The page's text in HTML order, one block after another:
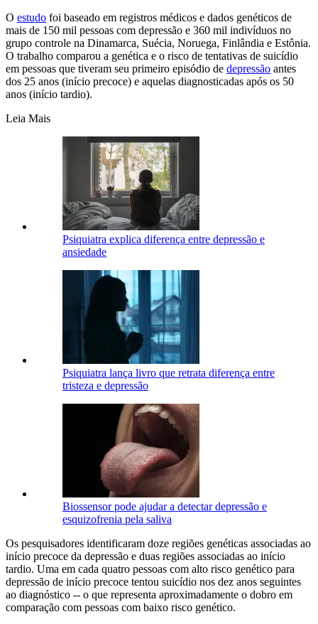
O estudo foi baseado em registros médicos e dados genéticos de
mais de 150 mil pessoas com depressão e 360 mil indivíduos no
grupo controle na Dinamarca, Suécia, Noruega, Finlândia e Estônia.
O trabalho comparou a genética e o risco de tentativas de suicídio
em pessoas que tiveram seu primeiro episódio de depressão antes
dos 25 anos (início precoce) e aquelas diagnosticadas após os 50
anos (início tardio).
Leia Mais
Psiquiatra explica diferença entre depressão e
ansiedade
Psiquiatra lança livro que retrata diferença entre
tristeza e depressão
Biossensor pode ajudar a detectar depressão e
esquizofrenia pela saliva
Os pesquisadores identificaram doze regiões genéticas associadas ao
início precoce da depressão e duas regiões associadas ao início
tardio. Uma em cada quatro pessoas com alto risco genético para
depressão de início precoce tentou suicídio nos dez anos seguintes
ao diagnóstico -- o que representa aproximadamente o dobro em
comparação com pessoas com baixo risco genético.